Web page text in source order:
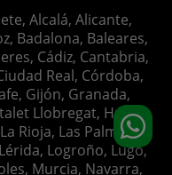
Alcalá, Alicante,
Badalona, Baleares,
Cádiz, Cantabria,
Real, Córdoba,
Gijón, Granada,
Llobregat, Huelva,
Rioja, Las Palmas de
Logroño, Lugo,
Murcia, Navarra,